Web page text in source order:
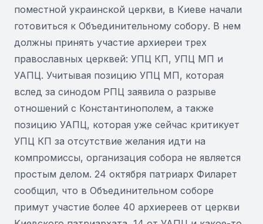
поместной украинской церкви, в Киеве начали
готовиться к Объединительному собору. В нем
должны принять участие архиереи трех
православных церквей: УПЦ КП, УПЦ МП и
УАПЦ. Учитывая позицию УПЦ МП, которая
вслед за синодом РПЦ заявила о разрыве
отношений с Константинополем, а также
позицию УАПЦ, которая уже сейчас критикует
УПЦ КП за отсутствие желания идти на
компромиссы, организация собора не является
простым делом. 24 октября патриарх Филарет
сообщил, что в Объединительном соборе
примут участие более 40 архиереев от церкви